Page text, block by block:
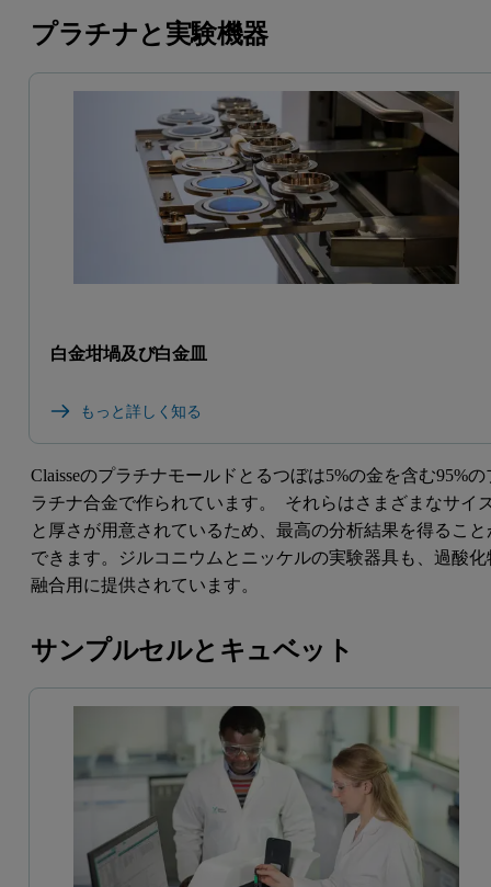
プラチナと実験機器
白金坩堝及び白金皿
もっと詳しく知る
Claisseのプラチナモールドとるつぼは5%の金を含む95%の
ラチナ合金で作られています。 それらはさまざまなサイ
と厚さが用意されているため、最高の分析結果を得ること
できます。ジルコニウムとニッケルの実験器具も、過酸化
融合用に提供されています。
サンプルセルとキュベット